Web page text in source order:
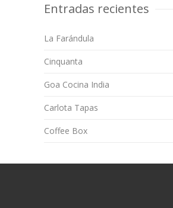
Entradas recientes
La Farándula
Cinquanta
Goa Cocina India
Carlota Tapas
Coffee Box